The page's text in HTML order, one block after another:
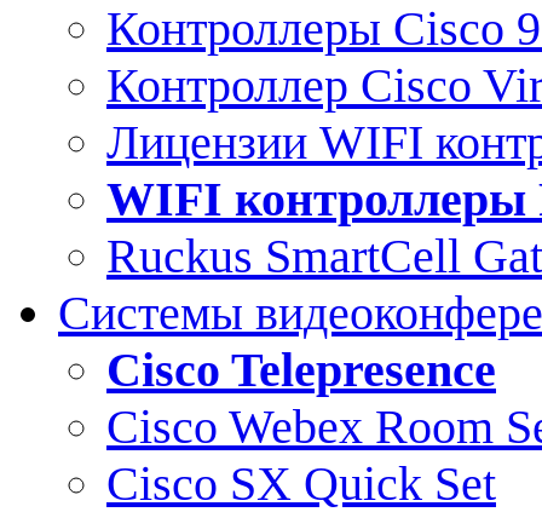
Контроллеры Cisco
Контроллер Cisco
Лицензии WIFI
WIFI контроллеры
Ruckus SmartCell
Системы
Cisco Telepresence
Cisco Webex Room
Cisco SX Quick Set